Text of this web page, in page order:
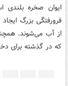
فرورفتگی بزرگ
از آب می‌شوند.
که در گذشته برای